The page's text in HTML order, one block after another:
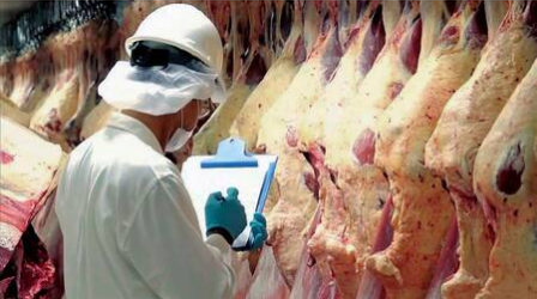
Infotechnology
Clase
Clima
Mundial 2026
Eventos Corporativos
El Cronista Studio
Mediakit